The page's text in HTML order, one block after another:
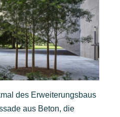
des Erweiterungsbaus
aus Beton, die